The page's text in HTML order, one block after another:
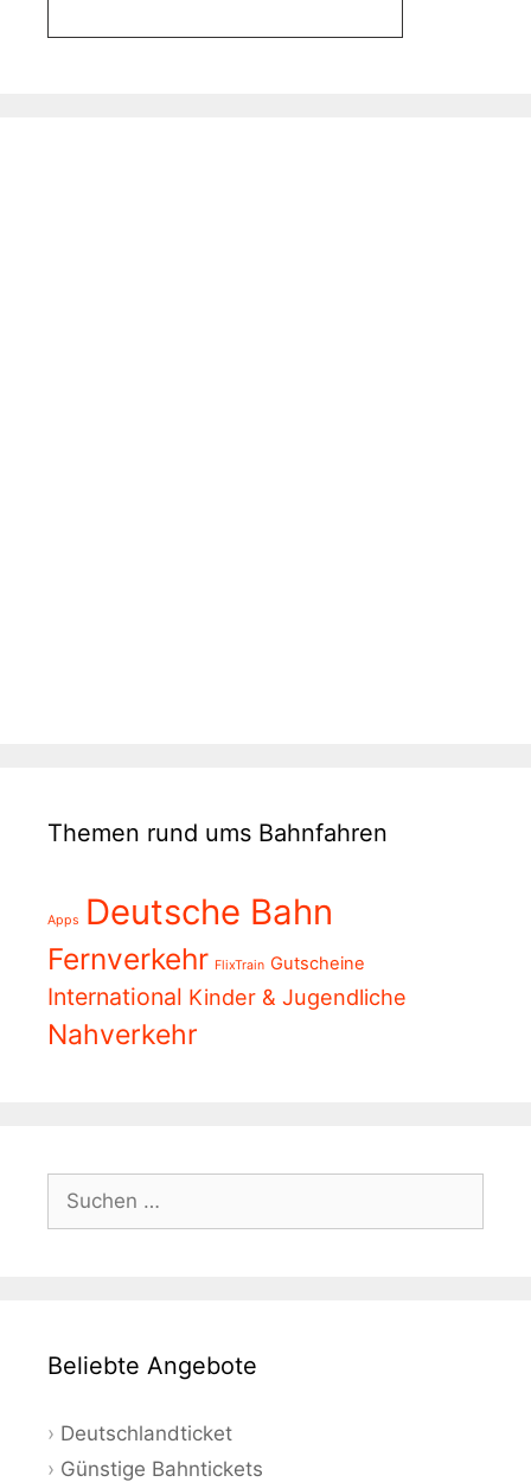
Themen rund ums Bahnfahren
Apps Deutsche Bahn
Fernverkehr FlixTrain Gutscheine
International Kinder & Jugendliche
Nahverkehr
nach:
Beliebte Angebote
Deutschlandticket
Günstige Bahntickets